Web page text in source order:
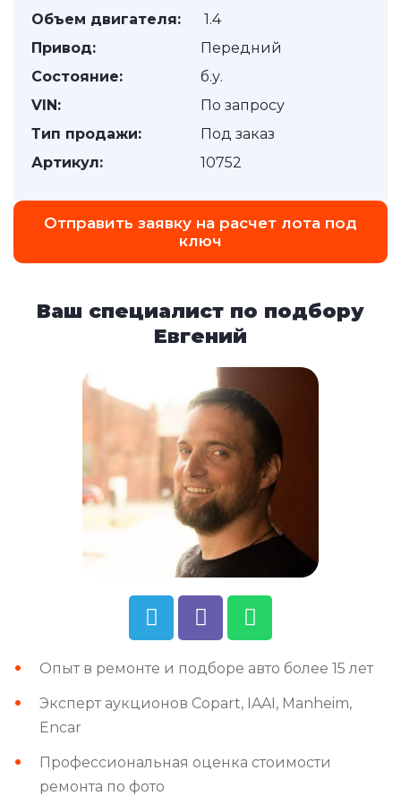
Объем двигателя:
1.4
Привод:
Передний
Состояние:
б.у.
VIN:
По запросу
Тип продажи:
Под заказ
Артикул:
10752
Отправить заявку на расчет лота под
ключ
Ваш специалист по подбору
Евгений
Опыт в ремонте и подборе авто более 15 лет
Эксперт аукционов Copart, IAAI, Manheim,
Encar
Профессиональная оценка стоимости
ремонта по фото